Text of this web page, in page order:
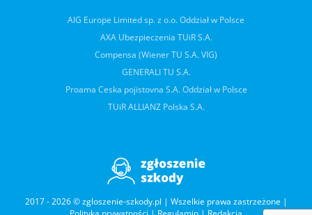
AIG Europe Limited sp. z o.o. Oddział w Polsce
AXA Ubezpieczenia TUiR S.A.
Compensa (Wiener TU S.A. VIG)
GENERALI TU S.A.
Proama Ceska pojistovna S.A. Oddział w Polsce
TUiR ALLIANZ Polska S.A.
2017 - 2026 © zgloszenie-szkody.pl | Wszelkie prawa zastrzeżone |